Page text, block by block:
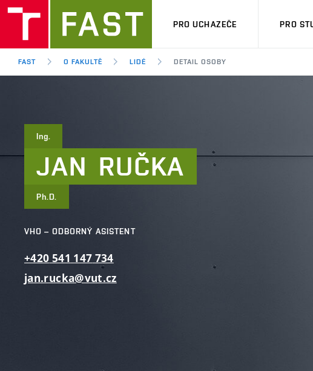
PRO UCHAZEČE PRO
FAST O FAKULTĚ LIDÉ DETAIL OSOBY
Ing.
JAN RUČKA
Ph.D.
VHO – ODBORNÝ ASISTENT
+420 541 147 734
jan.rucka@vut.cz